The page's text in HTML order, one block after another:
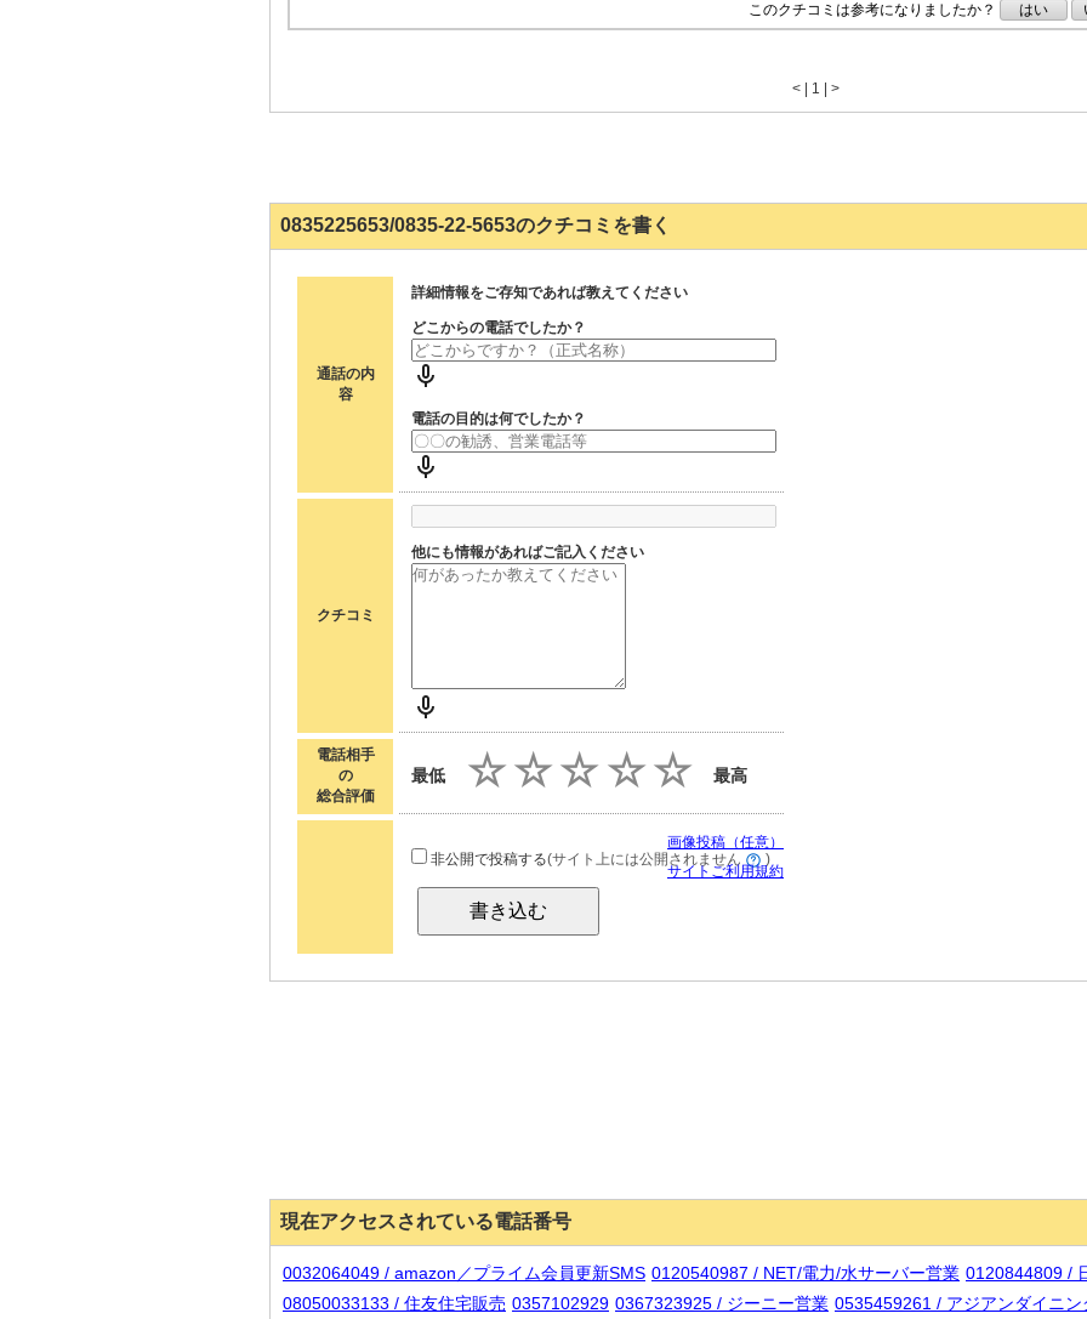
このクチコミは参考になりましたか？ はい
<| 1 | >
0835225653/0835-22-5653のクチコミを書く
通話の内
容
詳細情報をご存知であれば教えてください
どこからの電話でしたか？
電話の目的は何でしたか？
クチコミ
他にも情報があればご記入ください
電話相手
の
総合評価
最低 最高
非公開で投稿する(サイト上には公開されません )
画像投稿（任意）
サイトご利用規約
現在アクセスされている電話番号
0032064049 / amazon／プライム会員更新SMS 0120540987 / NET/電力/水サーバー営業 0120844809 /
08050033133 / 住友住宅販売 0357102929 0367323925 / ジーニー営業 0535459261 / アジアンダイニン